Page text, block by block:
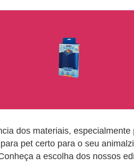
dos materiais,
pet certo para o seu
a escolha dos nossos